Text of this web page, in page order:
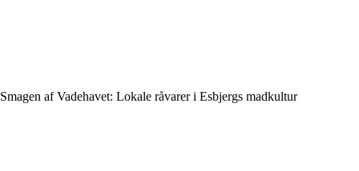
Smagen af Vadehavet: Lokale råvarer i Esbjergs madkultur